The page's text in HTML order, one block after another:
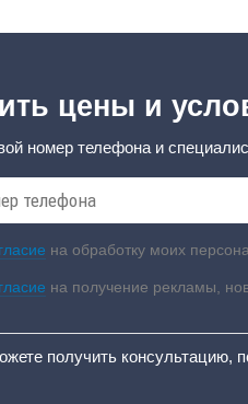
цены и
номер телефона и
на обработку моих
на получение рекламы,
получить консультацию,